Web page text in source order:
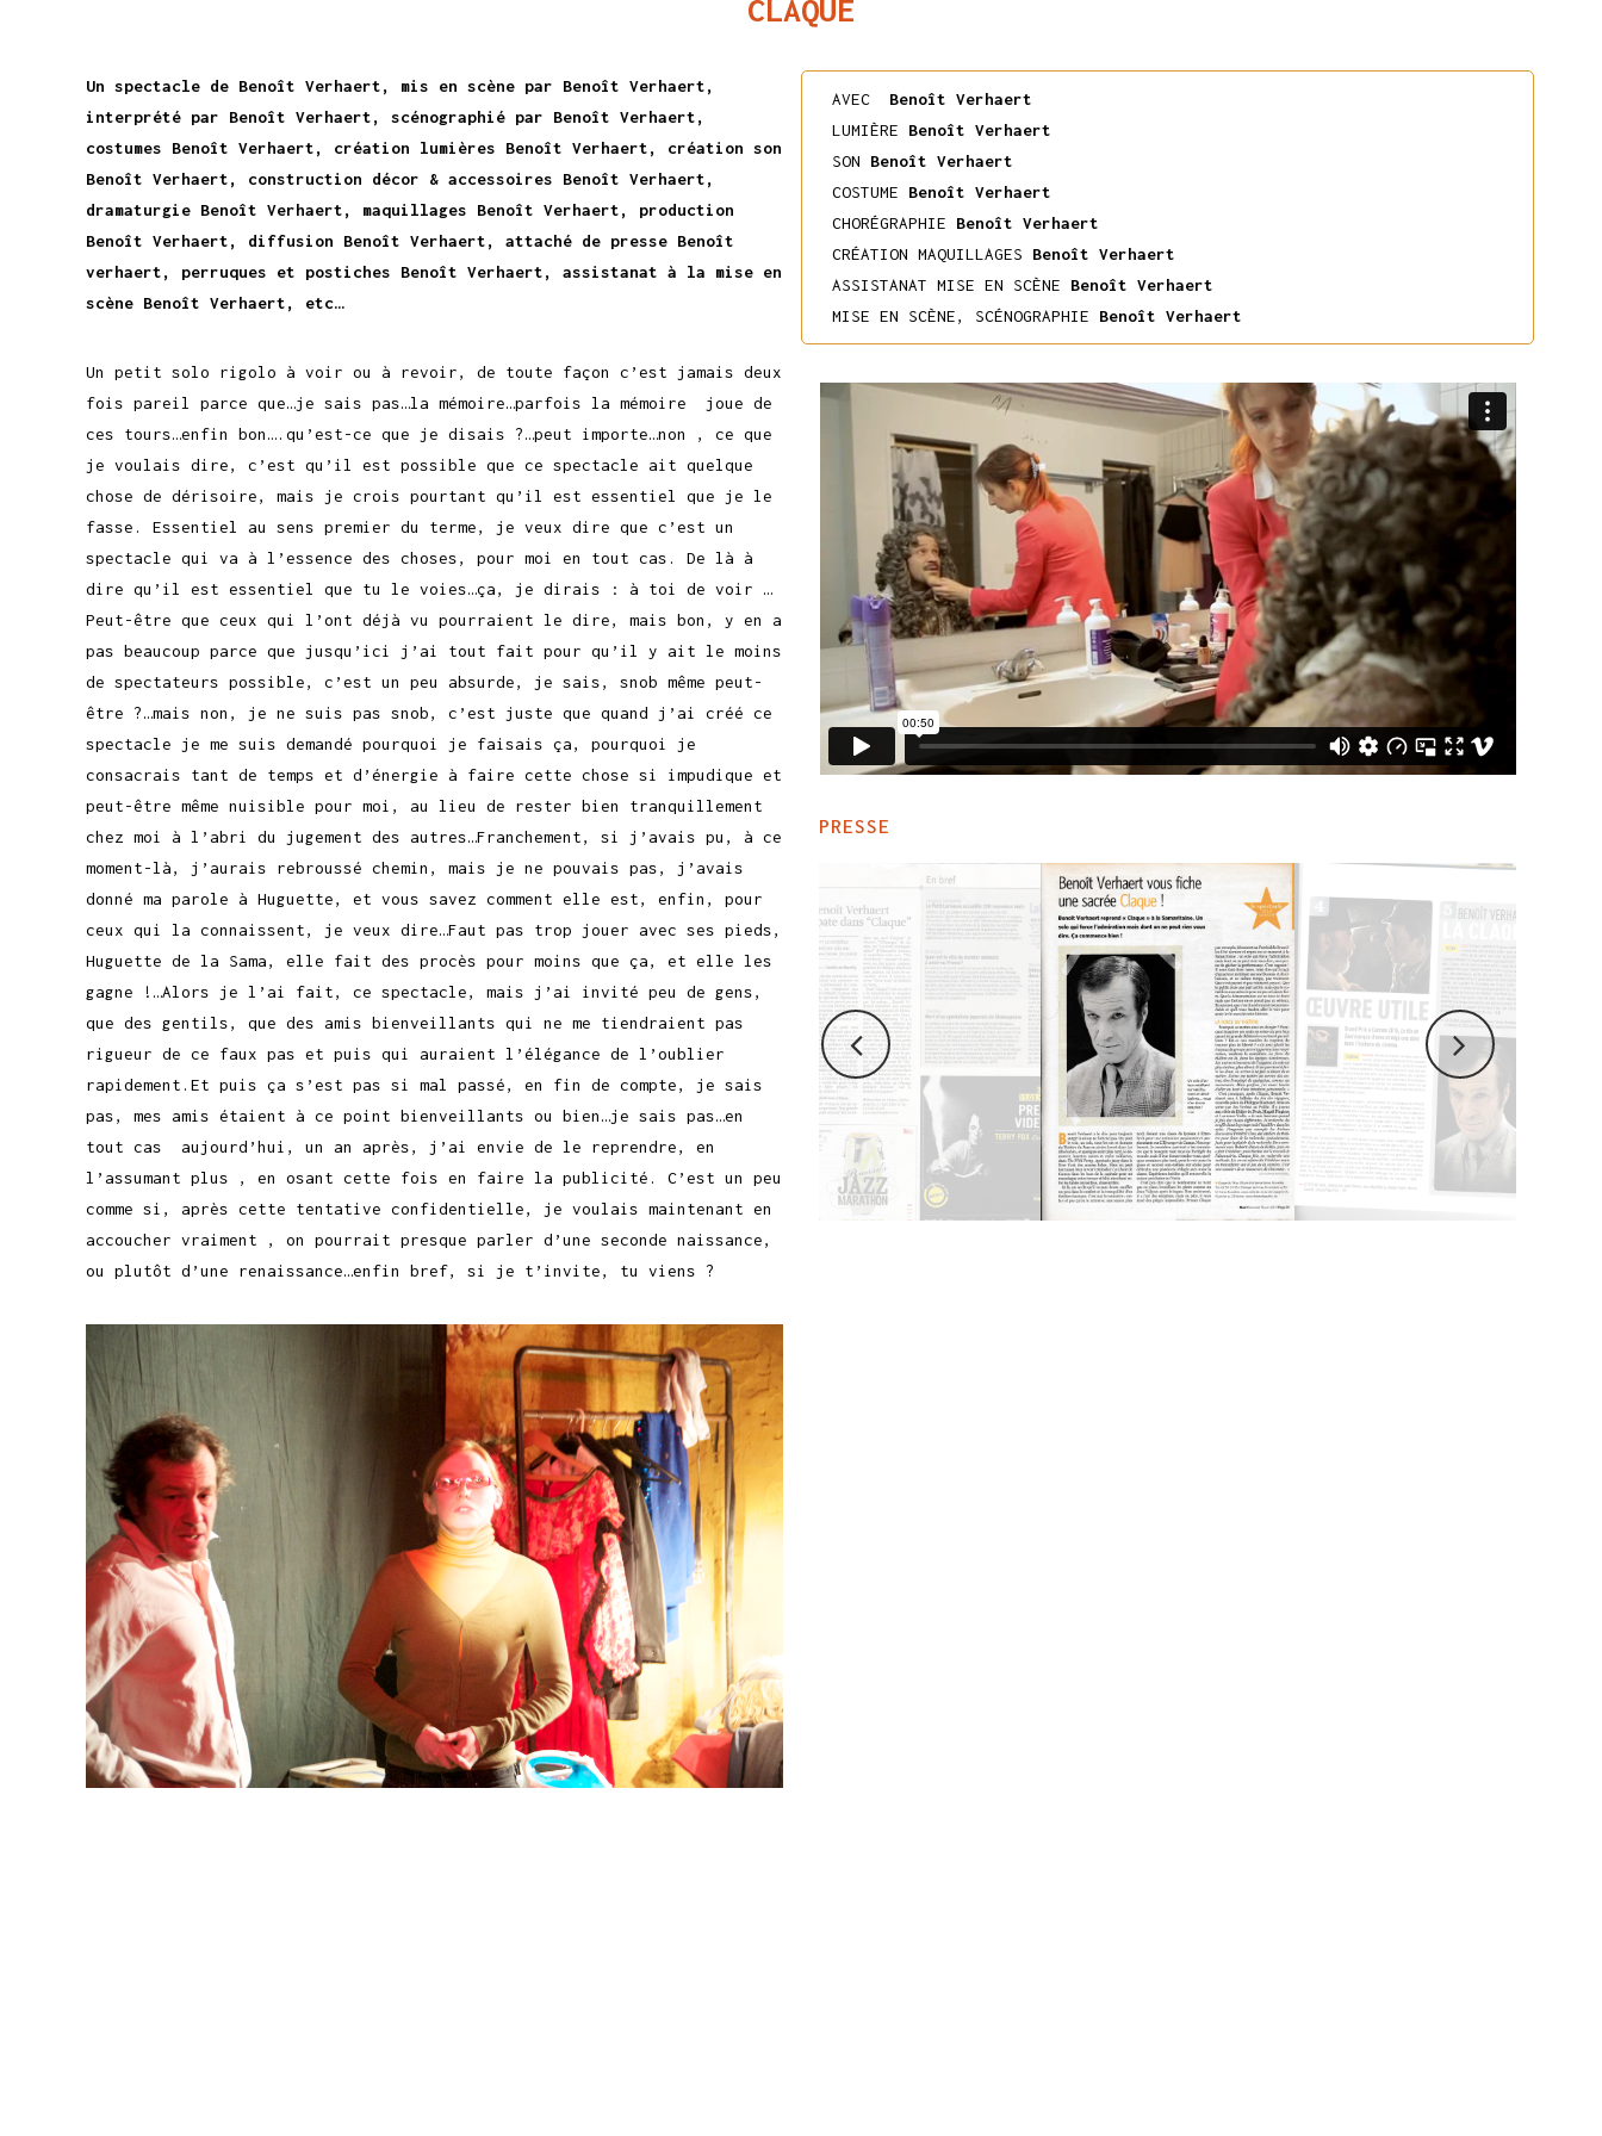
CLAQUE
Un spectacle de Benoît Verhaert, mis en scène par Benoît Verhaert,
interprété par Benoît Verhaert, scénographié par Benoît Verhaert,
costumes Benoît Verhaert, création lumières Benoît Verhaert, création son
Benoît Verhaert, construction décor & accessoires Benoît Verhaert,
dramaturgie Benoît Verhaert, maquillages Benoît Verhaert, production
Benoît Verhaert, diffusion Benoît Verhaert, attaché de presse Benoît
verhaert, perruques et postiches Benoît Verhaert, assistanat à la mise en
scène Benoît Verhaert, etc…
Un petit solo rigolo à voir ou à revoir, de toute façon c’est jamais deux
fois pareil parce que…je sais pas…la mémoire…parfois la mémoire joue de
ces tours…enfin bon….qu’est-ce que je disais ?…peut importe…non , ce que
je voulais dire, c’est qu’il est possible que ce spectacle ait quelque
chose de dérisoire, mais je crois pourtant qu’il est essentiel que je le
fasse. Essentiel au sens premier du terme, je veux dire que c’est un
spectacle qui va à l’essence des choses, pour moi en tout cas. De là à
dire qu’il est essentiel que tu le voies…ça, je dirais : à toi de voir …
Peut-être que ceux qui l’ont déjà vu pourraient le dire, mais bon, y en a
pas beaucoup parce que jusqu’ici j’ai tout fait pour qu’il y ait le moins
de spectateurs possible, c’est un peu absurde, je sais, snob même peut-
être ?…mais non, je ne suis pas snob, c’est juste que quand j’ai créé ce
spectacle je me suis demandé pourquoi je faisais ça, pourquoi je
consacrais tant de temps et d’énergie à faire cette chose si impudique et
peut-être même nuisible pour moi, au lieu de rester bien tranquillement
chez moi à l’abri du jugement des autres…Franchement, si j’avais pu, à ce
moment-là, j’aurais rebroussé chemin, mais je ne pouvais pas, j’avais
donné ma parole à Huguette, et vous savez comment elle est, enfin, pour
ceux qui la connaissent, je veux dire…Faut pas trop jouer avec ses pieds,
Huguette de la Sama, elle fait des procès pour moins que ça, et elle les
gagne !…Alors je l’ai fait, ce spectacle, mais j’ai invité peu de gens,
que des gentils, que des amis bienveillants qui ne me tiendraient pas
rigueur de ce faux pas et puis qui auraient l’élégance de l’oublier
rapidement.Et puis ça s’est pas si mal passé, en fin de compte, je sais
pas, mes amis étaient à ce point bienveillants ou bien…je sais pas…en
tout cas aujourd’hui, un an après, j’ai envie de le reprendre, en
l’assumant plus , en osant cette fois en faire la publicité. C’est un peu
comme si, après cette tentative confidentielle, je voulais maintenant en
accoucher vraiment , on pourrait presque parler d’une seconde naissance,
ou plutôt d’une renaissance…enfin bref, si je t’invite, tu viens ?
AVEC Benoît Verhaert
LUMIÈRE Benoît Verhaert
SON Benoît Verhaert
COSTUME Benoît Verhaert
CHORÉGRAPHIE Benoît Verhaert
CRÉATION MAQUILLAGES Benoît Verhaert
ASSISTANAT MISE EN SCÈNE Benoît Verhaert
MISE EN SCÈNE, SCÉNOGRAPHIE Benoît Verhaert
PRESSE